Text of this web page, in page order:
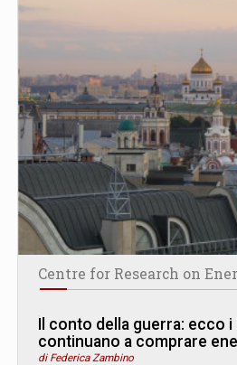
Il conto della guerra: ecco i
continuano a comprare
di Federica Zambino